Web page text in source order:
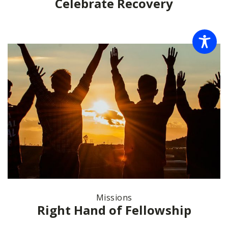
Missions
Right Hand of Fellowship